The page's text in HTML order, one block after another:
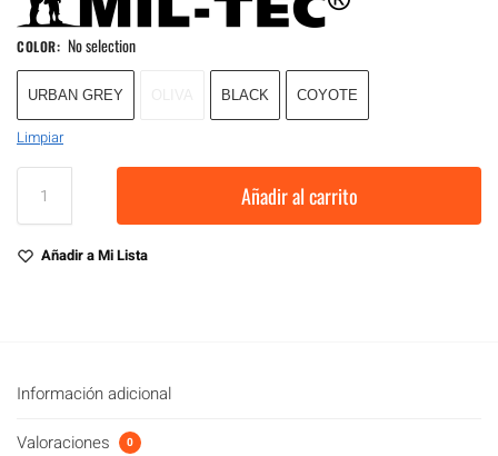
COLOR: No selection
URBAN GREY BLACK COYOTE
Limpiar
Añadir al carrito
Añadir a Mi Lista
Información adicional
Valoraciones 0